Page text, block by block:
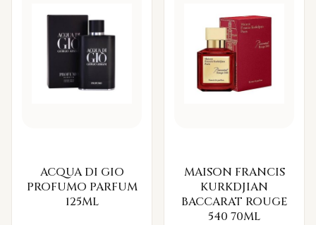
ACQUA DI GIO
PROFUMO PARFUM
125ML
MAISON FRANCIS
KURKDJIAN
BACCARAT ROUGE
540 70ML